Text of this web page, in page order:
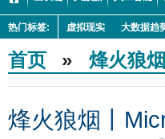
热门标签: 虚拟现实 大数据趋
首页 » 烽火狼烟
烽火狼烟丨